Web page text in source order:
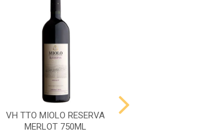
VH TTO MIOLO RESERVA
MERLOT 750ML